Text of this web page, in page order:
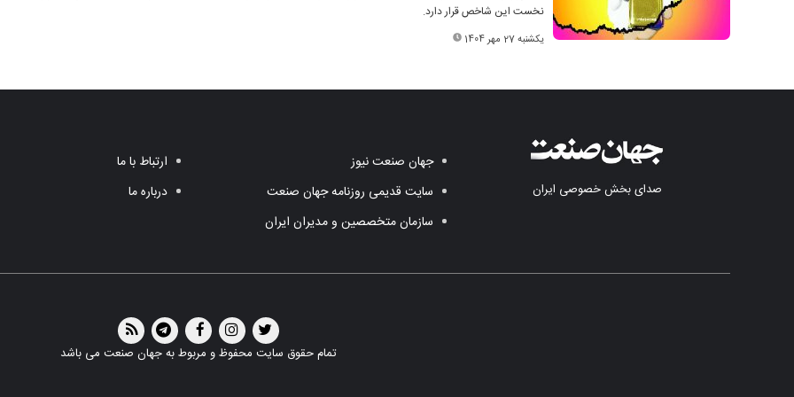
نخست این شاخص قرار دارد.
یکشنبه 27 مهر 1404
صدای بخش خصوصی ایران
جهان صنعت نیوز
سایت قدیمی روزنامه جهان صنعت
سازمان متخصصین و مدیران ایران
ارتباط با ما
درباره ما
تمام حقوق سایت محفوظ و مربوط به جهان صنعت می باشد